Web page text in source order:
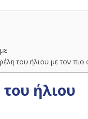
του ήλιου με τον
ήλιου